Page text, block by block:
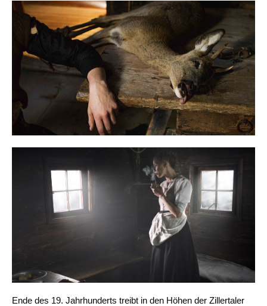
Ende des 19. Jahrhunderts treibt in den Höhen der Zillertaler